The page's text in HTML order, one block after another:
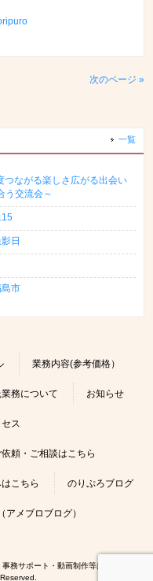
次のページ »
一覧
つながる楽しさ広がる出会い
う交流会～
日
市
業務内容(参考価格）
務について お知らせ
ス
頼・ご相談はこちら
こちら のりぷろブログ
メブロブログ）
務サポート・動画制作等はのりぷろにお